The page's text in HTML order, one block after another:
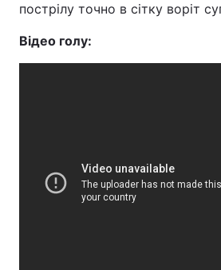
пострілу точно в сітку воріт
Відео голу: